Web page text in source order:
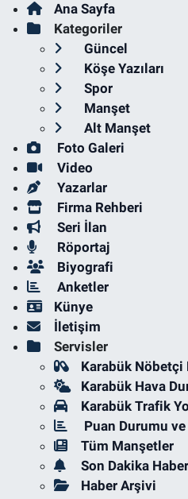
Ana Sayfa
Kategoriler
Güncel
Köşe Yazıları
Spor
Manşet
Alt Manşet
Foto Galeri
Video
Yazarlar
Firma Rehberi
Seri İlan
Röportaj
Biyografi
Anketler
Künye
İletişim
Servisler
Karabük Nöbetçi
Karabük Hava
Karabük Trafik
Puan Durumu
Tüm Manşetler
Son Dakika
Haber Arşivi